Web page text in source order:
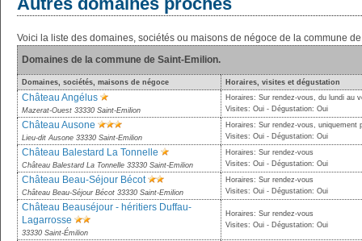
Voici la liste des domaines, sociétés ou maisons de négoce de la commune
Domaines de la commune de Saint-Emilion.
Domaines, sociétés, maisons de négoce Horaires, visites et dégustation
Château Angélus
Mazerat-Ouest 33330 Saint-Emilion
Horaires: Sur rendez-vous, du lundi au
Visites: Oui - Dégustation: Oui
Château Ausone
Lieu-dit Ausone 33330 Saint-Emilion
Horaires: Sur rendez-vous, uniquement
Visites: Oui - Dégustation: Oui
Château Balestard La Tonnelle
Château Balestard La Tonnelle 33330 Saint-Emilion
Horaires: Sur rendez-vous
Visites: Oui - Dégustation: Oui
Château Beau-Séjour Bécot
Château Beau-Séjour Bécot 33330 Saint-Emilion
Horaires: Sur rendez-vous
Visites: Oui - Dégustation: Oui
Château Beauséjour - héritiers Duffau-
Lagarrosse
33330 Saint-Émilion
Horaires: Sur rendez-vous
Visites: Oui - Dégustation: Oui